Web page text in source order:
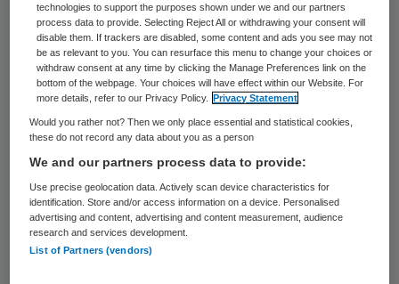
De gemeente Den Haag laat onderzoeken
waarom er zoveel ongeboren en
pasgeboren baby’s doodgaan in de stad. De
GGD zal dit samen met de drie Haagse
technologies to support the purposes shown under we and our partners
process data to provide. Selecting Reject All or withdrawing your consent will
disable them. If trackers are disabled, some content and ads you see may not
be as relevant to you. You can resurface this menu to change your choices or
withdraw consent at any time by clicking the Manage Preferences link on the
bottom of the webpage. Your choices will have effect within our Website. For
more details, refer to our Privacy Policy.
Privacy Statement
Would you rather not? Then we only place essential and statistical cookies,
these do not record any data about you as a person
We and our partners process data to provide:
Use precise geolocation data. Actively scan device characteristics for
identification. Store and/or access information on a device. Personalised
advertising and content, advertising and content measurement, audience
research and services development.
List of Partners (vendors)